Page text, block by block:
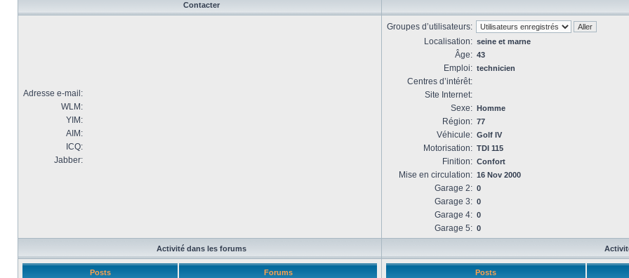
Contacter
Adresse e-mail:
WLM:
YIM:
AIM:
ICQ:
Jabber:
Groupes d’utilisateurs:
Localisation: seine et marne
Âge: 43
Emploi: technicien
Centres d’intérêt:
Site Internet:
Sexe: Homme
Région: 77
Véhicule: Golf IV
Motorisation: TDI 115
Finition: Confort
Mise en circulation: 16 Nov 2000
Garage 2: 0
Garage 3: 0
Garage 4: 0
Garage 5: 0
Activité dans les forums
Posts Forums Posts